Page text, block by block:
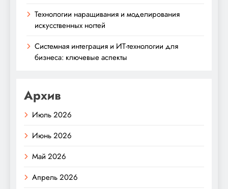
Технологии наращивания и моделирования
искусственных ногтей
Системная интеграция и ИТ-технологии для
бизнеса: ключевые аспекты
Архив
Июль 2026
Июнь 2026
Май 2026
Апрель 2026